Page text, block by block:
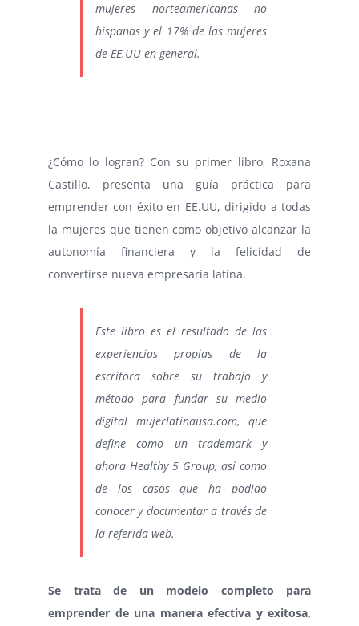
mujeres norteamericanas no
hispanas y el 17% de las mujeres
de EE.UU en general.
¿Cómo lo logran? Con su primer libro, Roxana
Castillo, presenta una guía práctica para
emprender con éxito en EE.UU, dirigido a todas
la mujeres que tienen como objetivo alcanzar la
autonomía financiera y la felicidad de
convertirse nueva empresaria latina.
Este libro es el resultado de las
experiencias propias de la
escritora sobre su trabajo y
método para fundar su medio
digital mujerlatinausa.com, que
define como un trademark y
ahora Healthy 5 Group, así como
de los casos que ha podido
conocer y documentar a través de
la referida web.
Se trata de un modelo completo para
emprender de una manera efectiva y exitosa,